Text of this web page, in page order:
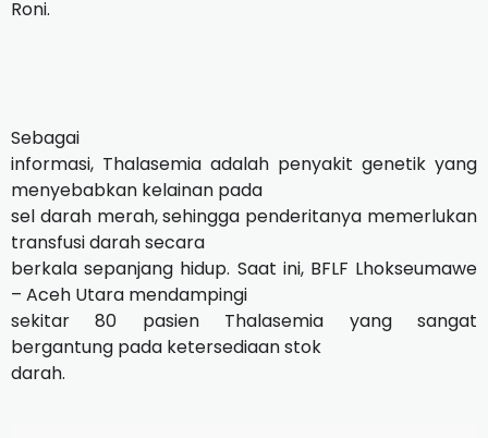
Roni.
Sebagai
informasi, Thalasemia adalah penyakit genetik yang
menyebabkan kelainan pada
sel darah merah, sehingga penderitanya memerlukan
transfusi darah secara
berkala sepanjang hidup. Saat ini, BFLF Lhokseumawe
– Aceh Utara mendampingi
sekitar 80 pasien Thalasemia yang sangat
bergantung pada ketersediaan stok
darah.